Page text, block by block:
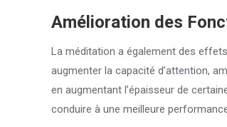
Amélioration des
La méditation a également des
augmenter la capacité d’attention,
en augmentant l’épaisseur de
conduire à une meilleure